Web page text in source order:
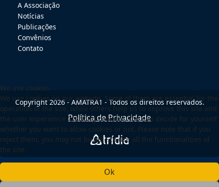
A Associação
Notícias
Publicações
Convênios
Contato
Copyright 2026 - AMATRA1 - Todos os direitos reservados.
Política de Privacidade
We use cookies
We use cookies on our website. Some of them are essential for the
operation of the site, while others help us to improve this site and
the user experience (tracking cookies). You can decide for yourself
whether you want to allow cookies or not. Please note that if you
reject them, you may not be able to use all the functionalities of
the site.
Ok